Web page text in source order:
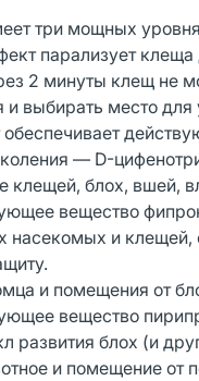
три мощных
парализует
2 минуты клещ не
и выбирать место для
— D-
клещей, блох, вшей,
вещество
насекомых и клещей,
и помещения от
вещество
развития блох (и
и помещение от